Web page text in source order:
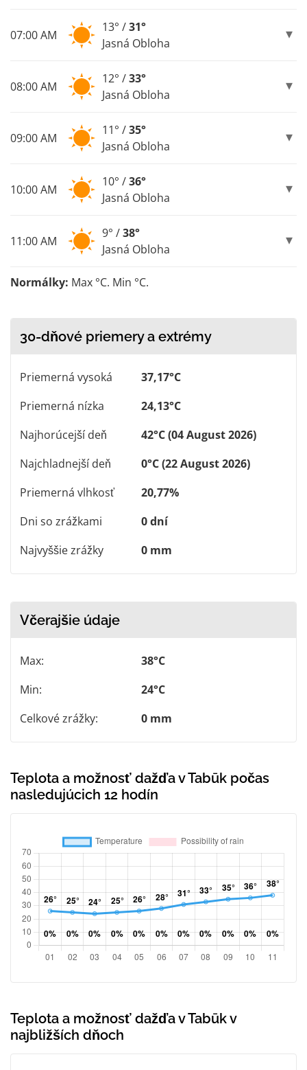
07:00 AM
13° /31°
Jasná Obloha
08:00 AM
12° /33°
Jasná Obloha
09:00 AM
11° /35°
Jasná Obloha
10:00 AM
10° /36°
Jasná Obloha
11:00 AM
9° /38°
Jasná Obloha
Normálky: Max °C. Min °C.
30-dňové priemery a extrémy
Priemerná vysoká
37,17°C
Priemerná nízka
24,13°C
Najhorúcejší deň
42°C (04 August 2026)
Najchladnejší deň
0°C (22 August 2026)
Priemerná vlhkosť
20,77%
Dni so zrážkami
0 dní
Najvyššie zrážky
0 mm
Včerajšie údaje
Max:
38°C
Min:
24°C
Celkové zrážky:
0 mm
Teplota a možnosť dažďa v Tabūk počas
nasledujúcich 12 hodín
Teplota a možnosť dažďa v Tabūk v
najbližších dňoch